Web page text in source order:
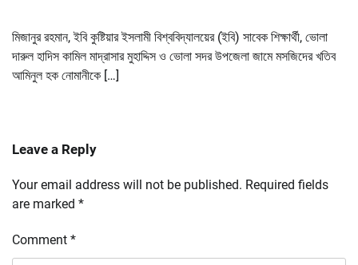
মিজানুর রহমান, ইবি কুষ্টিয়ার ইসলামী বিশ্ববিদ্যালয়ের (ইবি) সাবেক শিক্ষার্থী, ভোলা
দারুল হাদিস কামিল মাদ্রাসার মুহাদ্দিস ও ভোলা সদর উপজেলা জামে মসজিদের খতিব
আমিনুল হক নোমানীকে […]
Leave a Reply
Your email address will not be published. Required fields
are marked *
Comment *